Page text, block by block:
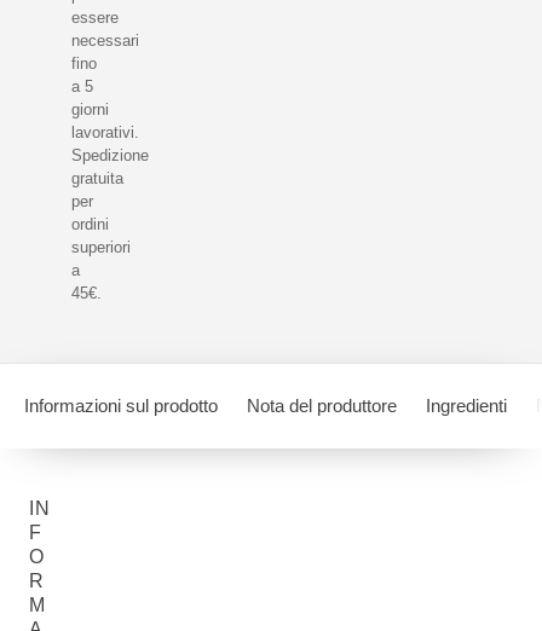
essere
necessari
fino
a 5
giorni
lavorativi.
Spedizione
gratuita
per
ordini
superiori
a
45€.
Informazioni sul prodotto Nota del produttore Ingredienti
IN
F
O
R
M